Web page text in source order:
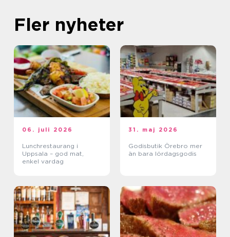
Fler nyheter
06. juli 2026
Lunchrestaurang i
Uppsala – god mat,
enkel vardag
31. maj 2026
Godisbutik Örebro mer
än bara lördagsgodis